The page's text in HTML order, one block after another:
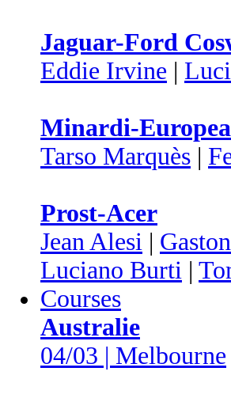
Jaguar-Ford
Eddie Irvine |
Minardi-
Tarso Marquès |
Prost-Acer
Jean Alesi |
Luciano Burti |
Courses
Australie
04/03 | Melbourne